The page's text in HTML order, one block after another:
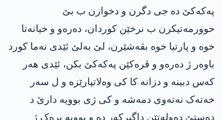
پەکەکێ دە جی دگرن و دخوازن ب بێ
حوورمەتیکرن ب نرخێن کوردان، دەرەو و خیانەتا
خوە و پارتیا خوە بڤەشێرن، لێ بەلێ ئێدی نەما کورد
باوەر ژ دەرەو و ڤرەکێن پەکەکێ بکن، ئێدی هەر
کەس دبینە و دزانە کا کی وەلاتپارێزە و ل سەر
خەتەک نەتەوی دمەشە و کی ژی بوویە دارێ د
دەستێ دەولەتێن داگیرکەر دە و بوویە پرەک ژ